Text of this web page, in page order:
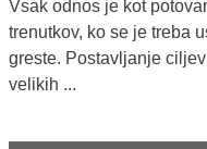
Vsak odnos je kot
trenutkov, ko se je treba
greste. Postavljanje
velikih ...